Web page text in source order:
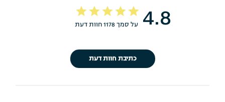
4.8 על סמך 1178 חוות דעת
כתיבת חוות דעת